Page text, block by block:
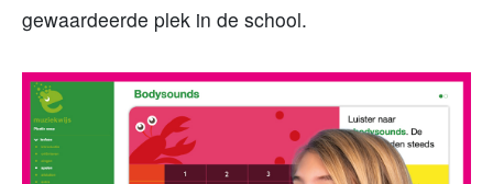
gewaardeerde plek in de school.